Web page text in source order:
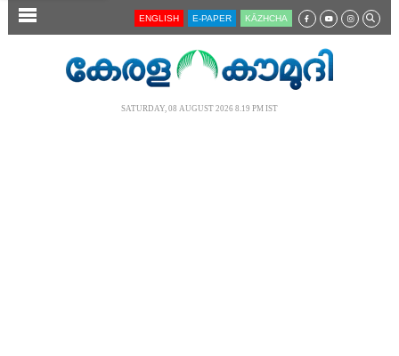
SECTIONS ENGLISH E-PAPER KĀZHCHA
SATURDAY, 08 AUGUST 2026 8.19 PM IST